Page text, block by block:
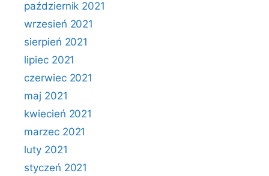
październik 2021
wrzesień 2021
sierpień 2021
lipiec 2021
czerwiec 2021
maj 2021
kwiecień 2021
marzec 2021
luty 2021
styczeń 2021